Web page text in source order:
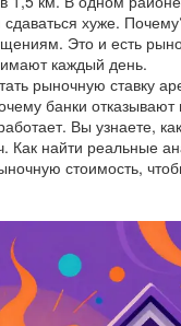
хуже.
Это и есть
каждый день.
рыночную ставку
банки
Вы узнаете,
Как найти реальные
стоимость,